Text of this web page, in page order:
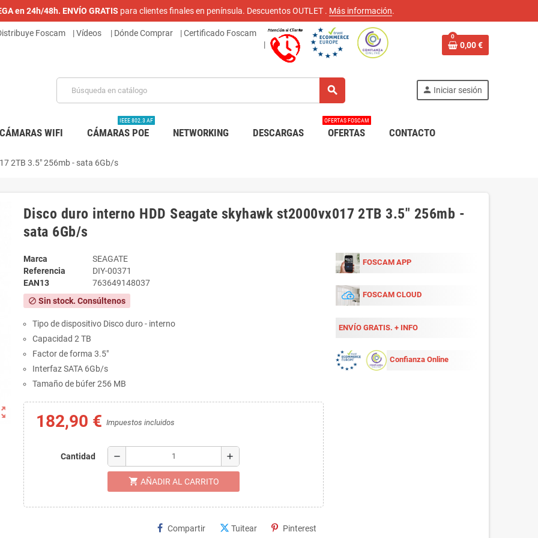
en 24h/48h. ENVÍO GRATIS para clientes finales en península. Descuentos OUTLET . Más información.
Foscam |Vídeos | Dónde Comprar |Certificado Foscam
|
0
0,00 €
search person Iniciar sesión
CÁMARAS WIFI CÁMARAS POE
IEEE 802.3 AF
NETWORKING DESCARGAS OFERTAS
OFERTAS FOSCAM
CONTACTO
2TB 3.5" 256mb - sata 6Gb/s
Disco duro interno HDD Seagate skyhawk st2000vx017 2TB 3.5" 256mb -
sata 6Gb/s
Marca
SEAGATE
Referencia
DIY-00371
EAN13
763649148037
block Sin stock. Consúltenos
Tipo de dispositivo Disco duro - interno
Capacidad 2 TB
Factor de forma 3.5"
Interfaz SATA 6Gb/s
Tamaño de búfer 256 MB
182,90 € Impuestos incluidos
Cantidad remove add
shopping_cart AÑADIR AL CARRITO
Compartir Tuitear Pinterest
FOSCAM APP
FOSCAM CLOUD
ENVÍO GRATIS. + INFO
Confianza Online